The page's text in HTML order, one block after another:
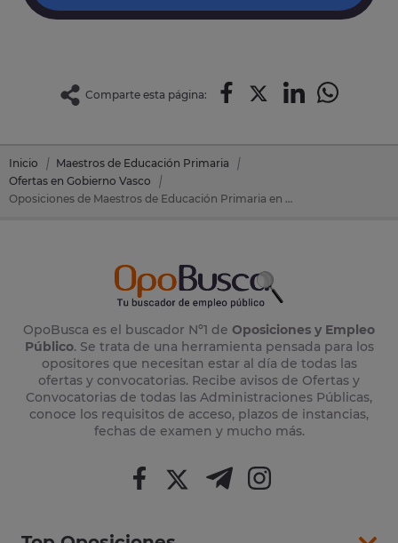
Comparte esta página:
Inicio
Maestros de Educación Primaria
Ofertas en Gobierno Vasco
Oposiciones de Maestros de Educación Primaria en Gobierno Vasco
OpoBusca es el buscador Nº1 de Oposiciones y Empleo
Público. Se trata de una herramienta pensada para los
opositores que necesitan estar al día de todas las
ofertas y convocatorias. Recibe avisos de Ofertas y
Convocatorias de todas las Administraciones Públicas,
conoce los requisitos de acceso, plazos de instancias,
fechas de examen y mucho más.